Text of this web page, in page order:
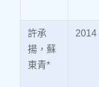
許承
揚，蘇
東青*
2014